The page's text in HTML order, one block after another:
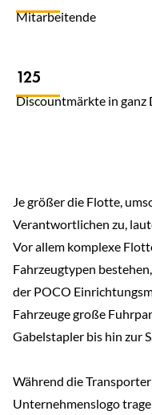
Mitarbeitende
125
Discountmärkte in ganz
Je größer die Flotte,
Verantwortlichen zu,
Vor allem komplexe
Fahrzeugtypen
der POCO
Fahrzeuge große
Gabelstapler bis hin zur
Während die
Unternehmenslogo